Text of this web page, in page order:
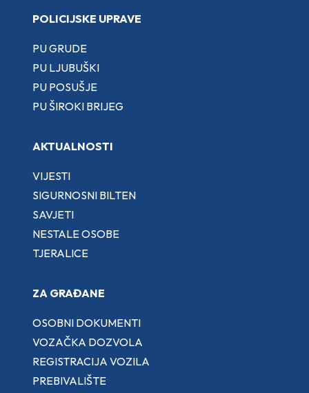
POLICIJSKE UPRAVE
PU GRUDE
PU LJUBUŠKI
PU POSUŠJE
PU ŠIROKI BRIJEG
AKTUALNOSTI
VIJESTI
SIGURNOSNI BILTEN
SAVJETI
NESTALE OSOBE
TJERALICE
ZA GRAĐANE
OSOBNI DOKUMENTI
VOZAČKA DOZVOLA
REGISTRACIJA VOZILA
PREBIVALIŠTE